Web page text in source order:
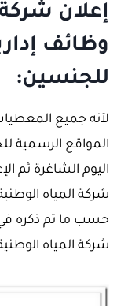
إعلان
وظائف
للجنسين:
لآنه جميع
المواقع الرسمية
اليوم الشاغرة ثم
شركة المياه
حسب ما تم ذكره
شركة المياه